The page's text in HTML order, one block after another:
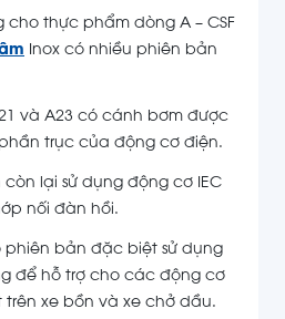
thực phẩm dòng A – CSF
Inox có nhiều phiên bản
và A23 có cánh bơm được
trục của động cơ điện.
lại sử dụng động cơ IEC
nối đàn hồi.
phiên bản đặc biệt sử dụng
để hỗ trợ cho các động cơ
xe bồn và xe chở dầu.